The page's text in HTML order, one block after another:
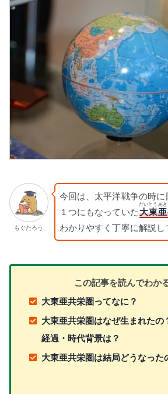
もぐたろう
今回は、太平洋戦争の時
１つにもなっていた大東
だいとうあ
わかりやすく丁寧に解説し
この記事を読んでわか
大東亜共栄圏ってなに？
大東亜共栄圏はなぜ生まれたの
経過・時代背景は？
大東亜共栄圏は結局どうなった